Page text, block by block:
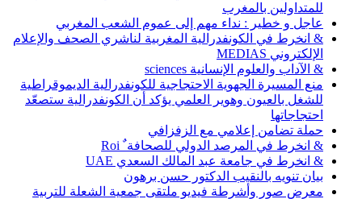
للمتداولين بالمغرب
عاجل و خطير : نداء مهم إلى عموم الشعب المغربي
& انخرط في الكونفدرالية المغربية لناشري الصحف والإعلام
الإلكتروني MEDIAS
& الآداب والعلوم الإنسانية sciences
منع المسيرة الجهوية الاحتجاجية للكونفدرالية الديموقراطية
للشغل بالعيون وهوير العلمي يؤكد أن الكونفدرالية ستصعّد
احتجاجاتها
حملة تضامن إعلامي مع الزفزافي
& انخرط في المرصد الدولي للصحافة ٌ Roi
& انخرط في جامعة عبد المالك السعدي UAE
بيان تنويه بالنقيب الدكتور حسن برهون
معرض صور وأشرطة فيديو ملتقى جمعية الشعلة للتربية